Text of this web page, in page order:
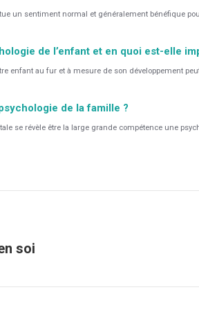
un sentiment normal et généralement bénéfique
de l’enfant et en quoi est-elle
enfant au fur et à mesure de son développement
de la famille ?
se révèle être la large grande compétence une
soi